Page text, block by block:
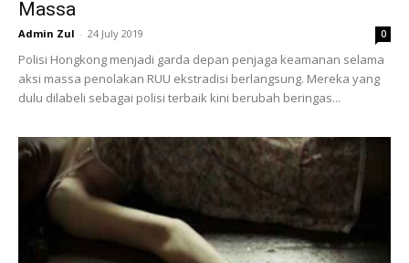
Massa
Admin Zul - 24 July 2019 0
Polisi Hongkong menjadi garda depan penjaga keamanan selama
aksi massa penolakan RUU ekstradisi berlangsung. Mereka yang
dulu dilabeli sebagai polisi terbaik kini berubah beringas...